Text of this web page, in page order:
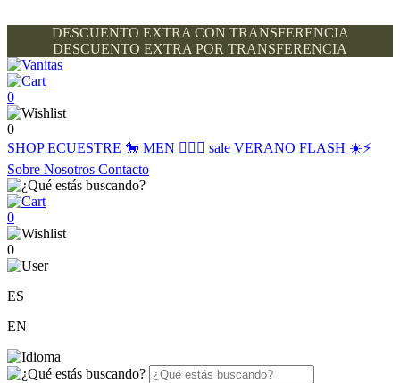
DESCUENTO EXTRA CON TRANSFERENCIA
DESCUENTO EXTRA POR TRANSFERENCIA
0
0
SHOPECUESTRE 🐎 MEN 🙋🏽‍♂️ sale VERANO FLASH ☀️⚡️
Sobre Nosotros Contacto
0
0
ES
EN